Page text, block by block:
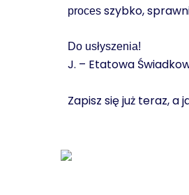
proces szybko,
Do usłyszenia!
J. – Etatowa
Zapisz się już teraz,